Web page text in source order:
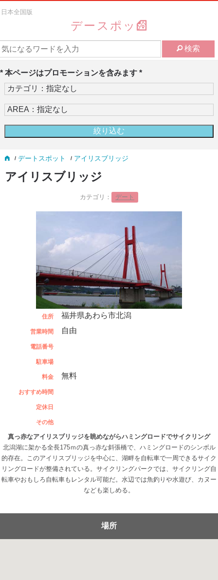
日本全国版
デースポッ
検索
* 本ページはプロモーションを含みます *
デートスポット アイリスブリッジ
アイリスブリッジ
カテゴリ： デート
住所 福井県あわら市北潟
営業時間 自由
電話番号
駐車場
料金 無料
おすすめ時間
定休日
その他
真っ赤なアイリスブリッジを眺めながらハミングロードでサイクリング
北潟湖に架かる全長175ｍの真っ赤な斜張橋で、ハミングロードのシンボル
的存在。このアイリスブリッジを中心に、湖畔を自転車で一周できるサイク
リングロードが整備されている。サイクリングパークでは、サイクリング自
転車やおもしろ自転車もレンタル可能だ。水辺では魚釣りや水遊び、カヌー
なども楽しめる。
場所